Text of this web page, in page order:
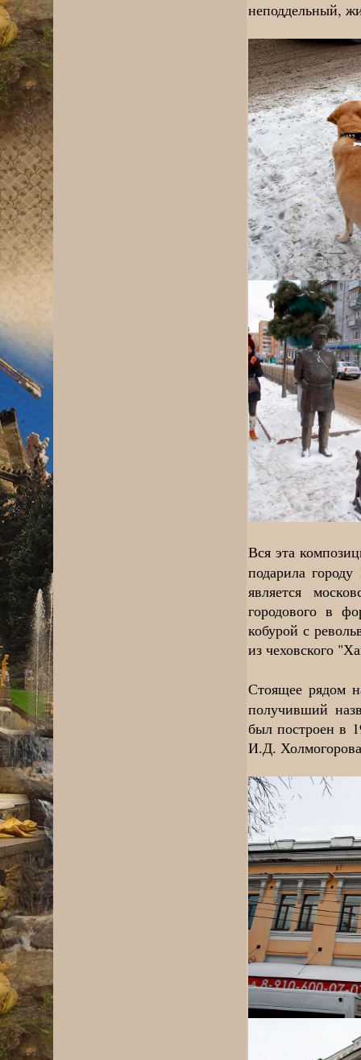
неподдельный,
Вся эта
подарила
является
городового в
кобурой с
из чеховского
Стоящее рядом
получивший
был построен в
И.Д.